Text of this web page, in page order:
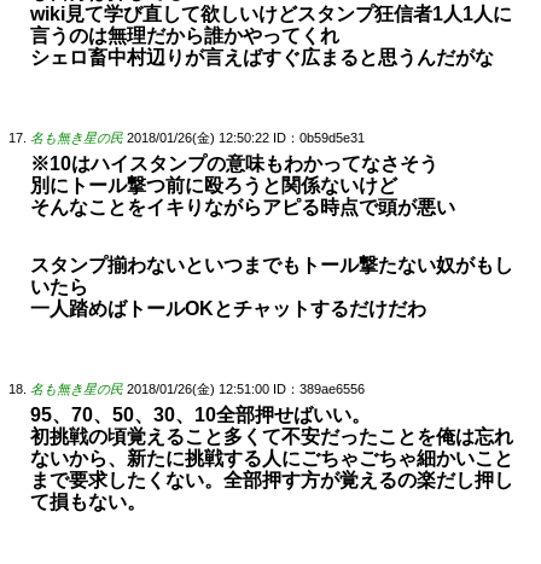
wiki見て学び直して欲しいけどスタンプ狂信者1人1人に
言うのは無理だから誰かやってくれ
シェロ畜中村辺りが言えばすぐ広まると思うんだがな
名も無き星の民 2018/01/26(金) 12:50:22 ID：0b59d5e31
※10はハイスタンプの意味もわかってなさそう
別にトール撃つ前に殴ろうと関係ないけど
そんなことをイキりながらアピる時点で頭が悪い
スタンプ揃わないといつまでもトール撃たない奴がもし
いたら
一人踏めばトールOKとチャットするだけだわ
名も無き星の民 2018/01/26(金) 12:51:00 ID：389ae6556
95、70、50、30、10全部押せばいい。
初挑戦の頃覚えること多くて不安だったことを俺は忘れ
ないから、新たに挑戦する人にごちゃごちゃ細かいこと
まで要求したくない。全部押す方が覚えるの楽だし押し
て損もない。